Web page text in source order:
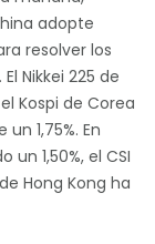
adopte
resolver los
Nikkei 225 de
Kospi de Corea
1,75%. En
1,50%, el CSI
Hong Kong ha